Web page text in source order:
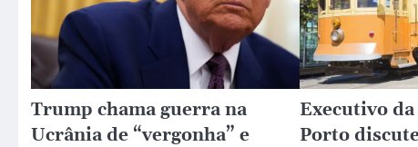
Trump chama guerra na
Ucrânia de “vergonha” e
Executivo
Porto